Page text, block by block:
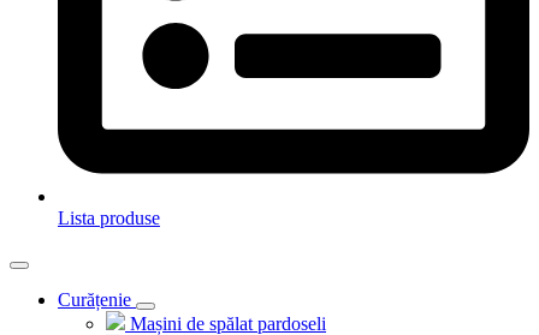
Lista produse
Curățenie
Mașini de spălat pardoseli